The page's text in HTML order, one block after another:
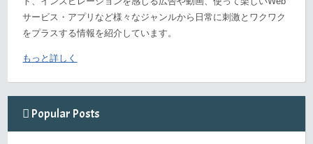
サービス・アプリなど様々なジャンルから日常に刺激とワクワク
をプラスする情報を紹介しています。
もっと詳しく
Popular Posts